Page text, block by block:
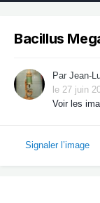
Bacillus
Par Jean-
le 27 juin
Voir les
Signaler l’image